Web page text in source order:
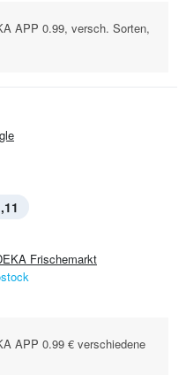
APP 0.99, versch. Sorten,
Frischemarkt
APP 0.99 € verschiedene